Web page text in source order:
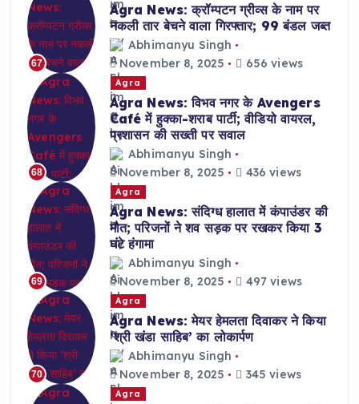
67
Agra News: क्रॉम्पटन ग्रीव्स के नाम पर
नकली तार बेचने वाला गिरफ्तार; 99 बंडल जब्त
Abhimanyu Singh
November 8, 2025
656 views
68
Agra
Agra News: विभव नगर के Avengers
Café में हुक्का-शराब पार्टी; वीडियो वायरल,
प्रशासन की सख्ती पर सवाल
Abhimanyu Singh
November 8, 2025
436 views
69
Agra
Agra News: संदिग्ध हालात में कंपाउंडर की
मौत; परिजनों ने शव सड़क पर रखकर किया 3
घंटे हंगामा
Abhimanyu Singh
November 8, 2025
497 views
70
Agra
Agra News: मेयर हेमलता दिवाकर ने किया
‘श्री खंडा साहिब’ का लोकार्पण
Abhimanyu Singh
November 8, 2025
345 views
Agra